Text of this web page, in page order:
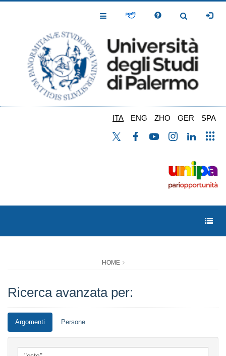
Toggle
Toggle
ITA ENG ZHO GER SPA
HOME
Ricerca avanzata per:
Argomenti Persone